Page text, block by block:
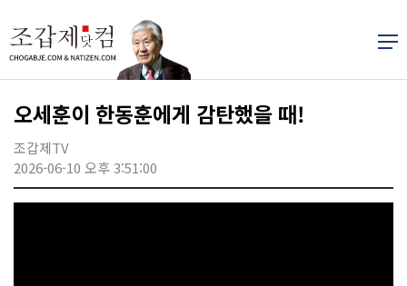
오세훈이 한동훈에게 감탄했을 때!
조갑제TV
2026-06-10 오후 3:51:00